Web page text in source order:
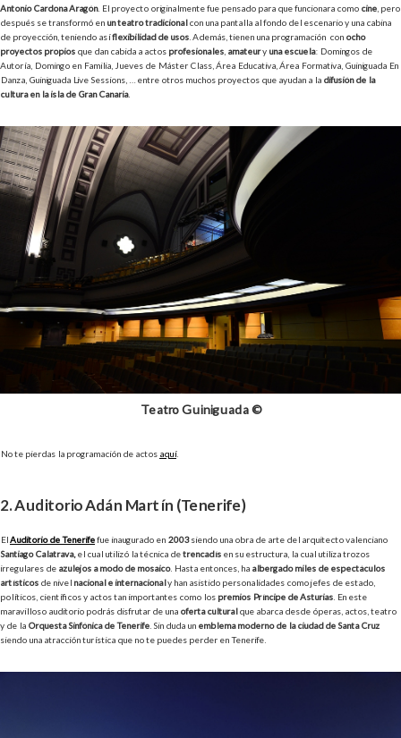
Antonio Cardona Aragón. El proyecto originalmente fue pensado para que funcionara como cine , pero
después se transformó en un teatro tradicionalcon una pantalla al fondo del escenario y una cabina
de proyección, teniendo asíflexibilidad de usos . Además, tienen una programación con ocho
proyectos propios que dan cabida a actos profesionales amateury una escuela: Domingos de
Autoría, Domingo en Familia, Jueves de Máster Class, Área Educativa, Área Formativa, Guiniguada En
Danza, Guiniguada Live Sessions, … entre otros muchos proyectos que ayudan a la difusión de la
cultura en la isla de Gran Canaria.
Teatro Guiniguada ©
No te pierdas la programación de actos aquí.
2. Auditorio Adán Martín (Tenerife)
ElAuditorio de Tenerifefue inaugurado en 2003siendo una obra de arte del arquitecto valenciano
Santiago Calatrava, el cual utilizó la técnica detrencadís en su estructura, la cual utiliza trozos
irregulares de azulejos a modo de mosaico. Hasta entonces, ha albergado miles de espectáculos
artísticos de nivel nacional e internacionaly han asistido personalidades como jefes de estado,
políticos, científicos y actos tan importantes como los premios Príncipe de Asturias . En este
maravilloso auditorio podrás disfrutar de una oferta culturalque abarca desde óperas, actos, teatro
y de la Orquesta Sinfónica de Tenerife . Sin duda un emblema moderno de la ciudad de Santa Cruz
siendo una atracción turística que no te puedes perder en Tenerife.